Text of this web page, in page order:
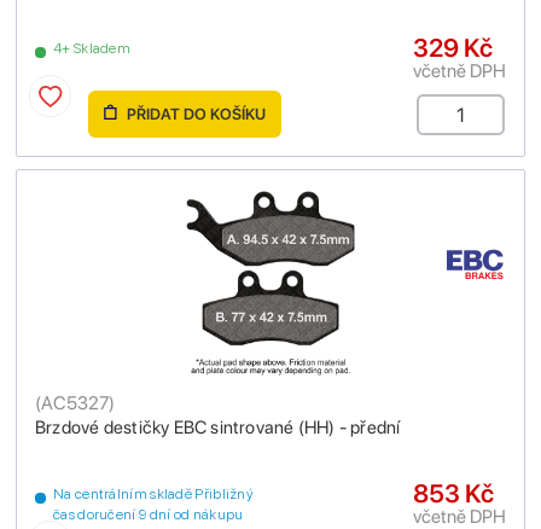
4+ Skladem 329 Kč
včetně DPH
PŘIDAT DO KOŠÍKU
Brzdové destičky EBC sintrované (HH) - přední
(AC5327)
Na centrálním skladě Přibližný
čas doručení 9 dní od nákupu
853 Kč
včetně DPH